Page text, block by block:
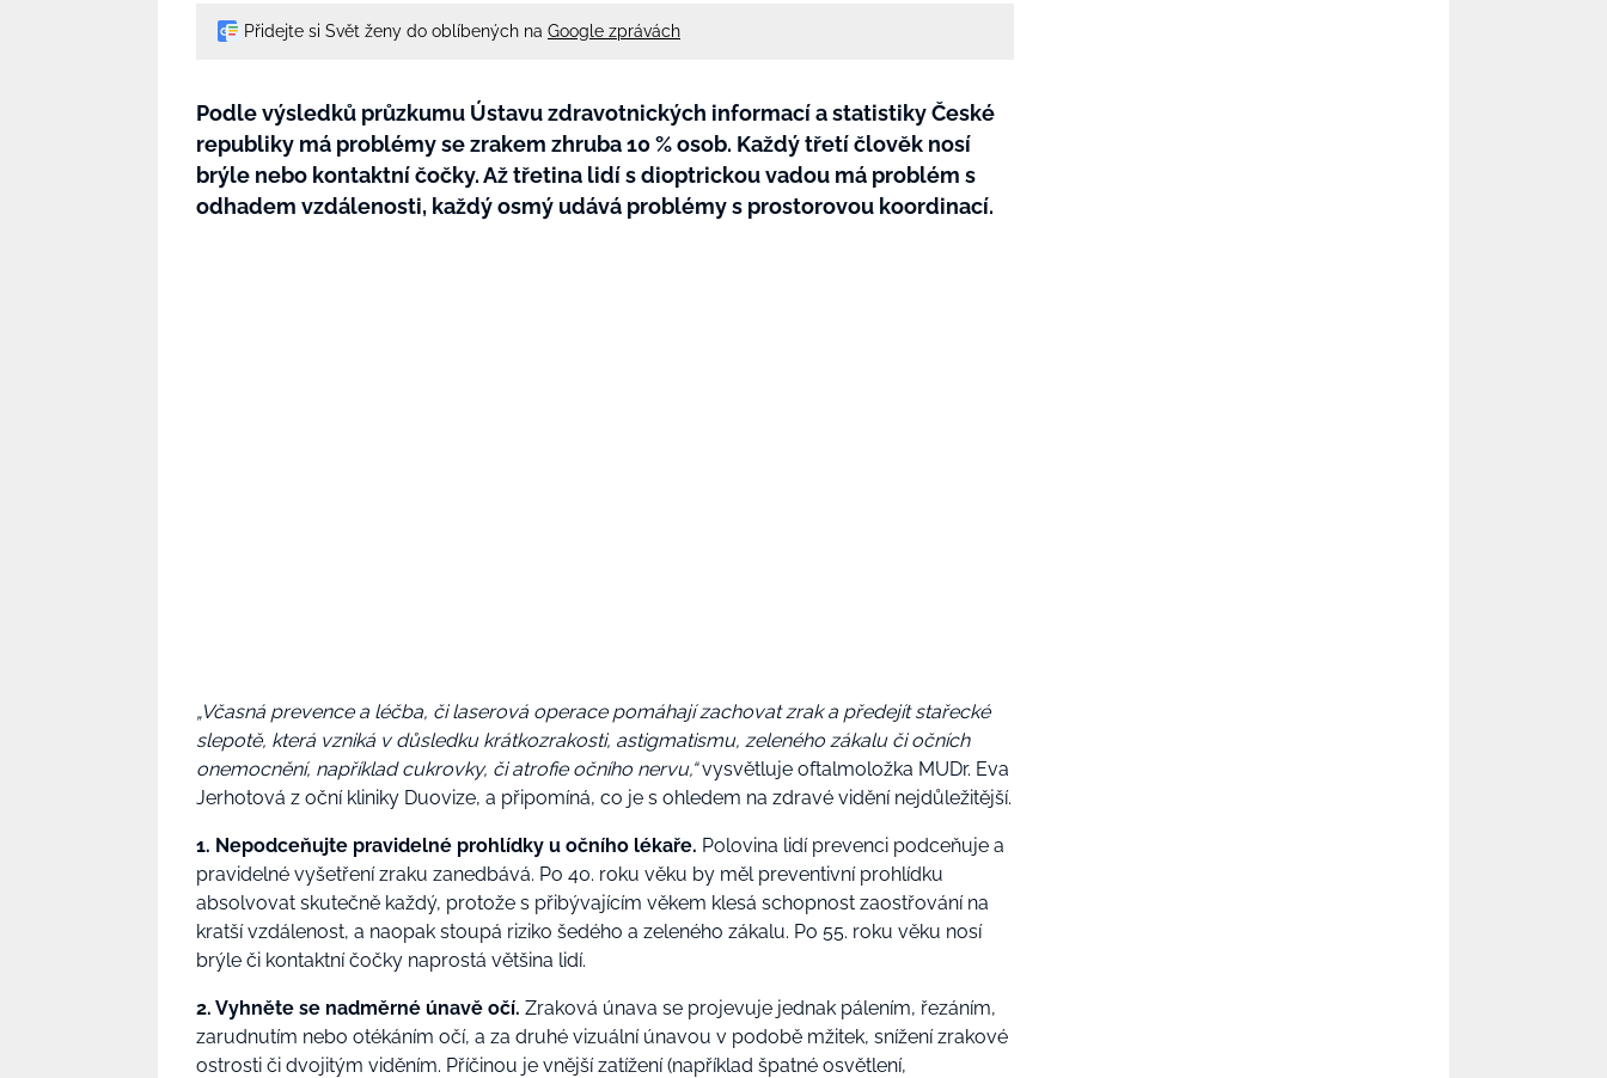
Přidejte si Svět ženy do oblíbených na Google zprávách
Podle výsledků průzkumu Ústavu zdravotnických informací a statistiky České
republiky má problémy se zrakem zhruba 10 % osob. Každý třetí člověk nosí
brýle nebo kontaktní čočky. Až třetina lidí s dioptrickou vadou má problém s
odhadem vzdálenosti, každý osmý udává problémy s prostorovou koordinací.
„Včasná prevence a léčba, či laserová operace pomáhají zachovat zrak a předejít stařecké
slepotě, která vzniká v důsledku krátkozrakosti, astigmatismu, zeleného zákalu či očních
onemocnění, například cukrovky, či atrofie očního nervu,“ vysvětluje oftalmoložka MUDr. Eva
Jerhotová z oční kliniky Duovize, a připomíná, co je s ohledem na zdravé vidění nejdůležitější.
1. Nepodceňujte pravidelné prohlídky u očního lékaře. Polovina lidí prevenci podceňuje a
pravidelné vyšetření zraku zanedbává. Po 40. roku věku by měl preventivní prohlídku
absolvovat skutečně každý, protože s přibývajícím věkem klesá schopnost zaostřování na
kratší vzdálenost, a naopak stoupá riziko šedého a zeleného zákalu. Po 55. roku věku nosí
brýle či kontaktní čočky naprostá většina lidí.
2. Vyhněte se nadměrné únavě očí. Zraková únava se projevuje jednak pálením, řezáním,
zarudnutím nebo otékáním očí, a za druhé vizuální únavou v podobě mžitek, snížení zrakové
ostrosti či dvojitým viděním. Příčinou je vnější zatížení (například špatné osvětlení,